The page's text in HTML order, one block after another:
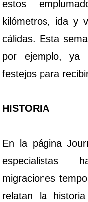
estos
kilómetros, ida y
cálidas. Esta
por ejemplo, ya
festejos para
HISTORIA
En la página
especialistas
migraciones
relatan la